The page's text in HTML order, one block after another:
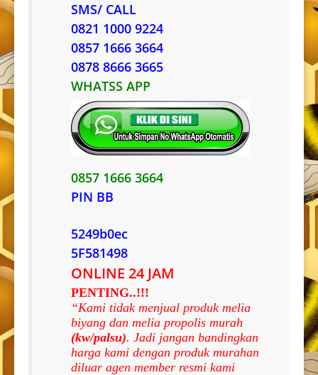
SMS/ CALL
0821 1000 9224
0857 1666 3664
0878 8666 3665
WHATSS APP
0857 1666 3664
PIN BB
5249b0ec
5F581498
ONLINE 24 JAM
PENTING..!!!
“Kami tidak menjual produk melia
biyang dan melia propolis murah
(kw/palsu). Jadi jangan bandingkan
harga kami dengan produk murahan
diluar agen member resmi kami